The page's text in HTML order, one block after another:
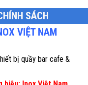
SÁCH
VIỆT NAM
bị quầy bar cafe &